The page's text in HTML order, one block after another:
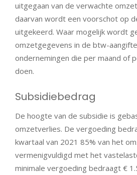
uitgegaan van de verwachte
daarvan wordt een voorschot op
uitgekeerd. Waar mogelijk wordt
omzetgegevens in de btw-
ondernemingen die per maand of
doen.
Subsidiebedrag
De hoogte van de subsidie is
omzetverlies. De vergoeding
kwartaal van 2021 85% van het
vermenigvuldigd met het
minimale vergoeding bedraagt €